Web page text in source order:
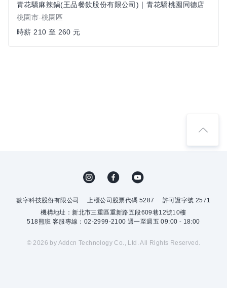
青花驕麻辣鍋(王品餐飲股份有限公司)｜青花驕桃園同德店
桃園市-桃園區
時薪 210 至 260 元
數字科技股份有限公司 上櫃公司股票代碼 5287
許可證字號 2571
機構地址：新北市三重區重新路五段609巷12號10樓
518熊班 客服專線：02-2999-2100 週一至週五 09:00 - 18:00
© 2026 by Addcn Technology Co., Ltd. All Rights Reserved.